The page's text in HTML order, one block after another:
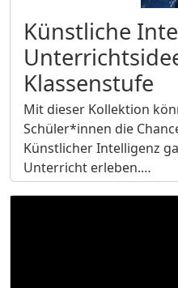
Künstliche
Klassenstufe
Mit dieser Kollektion
Schüler*innen die
Künstlicher Intelligenz
Unterricht erleben.…